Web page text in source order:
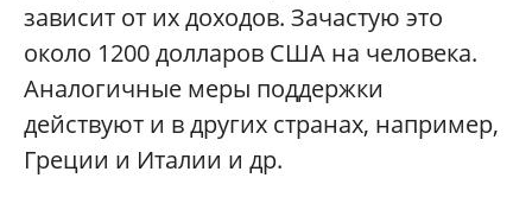
зависит от их доходов. Зачастую это
около 1200 долларов США на человека.
Аналогичные меры поддержки
действуют и в других странах, например,
Греции и Италии и др.